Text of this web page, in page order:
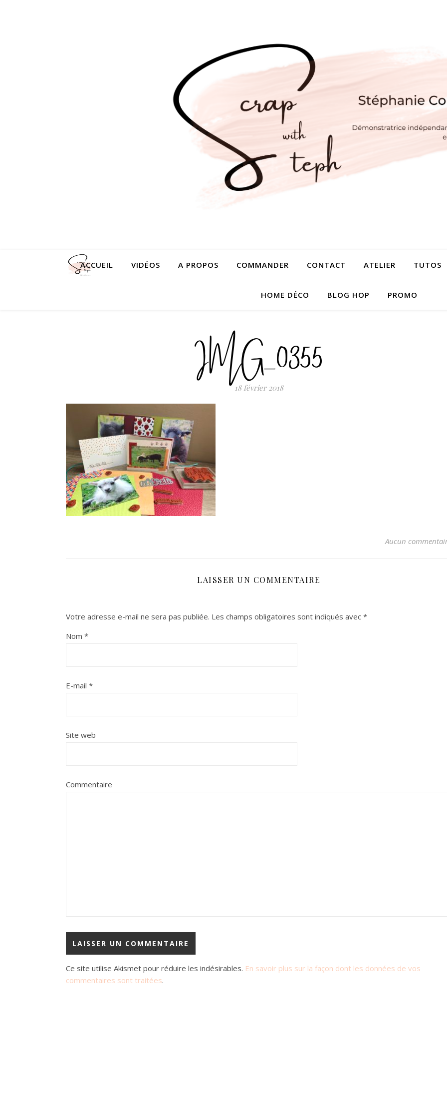
ACCUEIL VIDÉOS A PROPOS COMMANDER CONTACT ATELIER TUTOS
HOME DÉCO BLOG HOP PROMO
IMG_0355
18 février 2018
Aucun
LAISSER UN COMMENTAIRE
Votre adresse e-mail ne sera pas publiée. Les champs obligatoires sont indiqués avec *
Nom *
E-mail *
Site web
Commentaire
Ce site utilise Akismet pour réduire les indésirables. En savoir plus sur la façon dont les données de vos
commentaires sont traitées.